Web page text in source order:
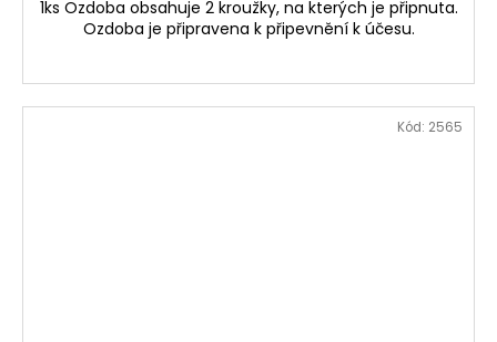
1ks Ozdoba obsahuje 2 kroužky, na kterých je připnuta.
Ozdoba je připravena k připevnění k účesu.
Kód: 2565